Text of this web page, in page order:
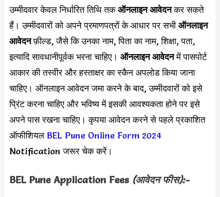
उम्मीदवार केवल निर्धारित तिथि तकऑनलाइन आवेदनकर सकते
हैं। उम्मीदवारों को अपने प्रमाणपत्रों के आधार पर सभीऑनलाइन
आवेदनफ़ील्ड, जैसे कि उनका नाम, पिता का नाम, शिक्षा, पता,
इत्यादि सावधानीपूर्वक भरना चाहिए। ऑनलाइन आवेदनमें पासपोर्ट
आकार की तस्वीर और हस्ताक्षर का स्कैन अपलोड किया जाना
चाहिए। ऑनलाइन आवेदन जमा करने के बाद, उम्मीदवारों को इसे
प्रिंट करना चाहिए और भविष्य में इसकी आवश्यकता होने पर इसे
अपने पास रखना चाहिए। कृपया आवेदन करने से पहले प्रकाशित
ऑफीशियल BEL Pune Online Form 2024
Notification जरूर चेक करें।
BEL Pune Application Fees (आवेदन फीस):-